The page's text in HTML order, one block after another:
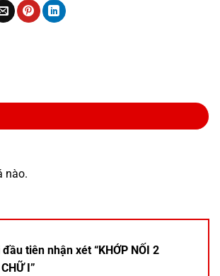
nào.
tiên nhận xét “KHỚP NỐI 2
I”